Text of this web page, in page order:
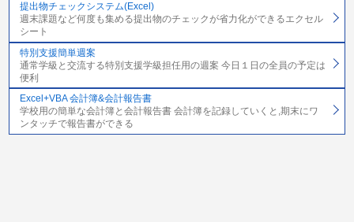
提出物チェックシステム(Excel)
週末課題など何度も集める提出物のチェックが省力化ができるエクセル
シート
特別支援簡単週案
通常学級と交流する特別支援学級担任用の週案 今日１日の全員の予定は
便利
Excel+VBA 会計簿&会計報告書
学校用の簡単な会計簿と会計報告書 会計簿を記録していくと,期末にワ
ンタッチで報告書ができる